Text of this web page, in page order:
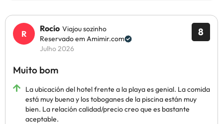
8
Rocío Viajou sozinho
Reservado em Amimir.com
Julho 2026
Muito bom
La ubicación del hotel frente a la playa es genial. La comida
está muy buena y los toboganes de la piscina están muy
bien. La relación calidad/precio creo que es bastante
aceptable.